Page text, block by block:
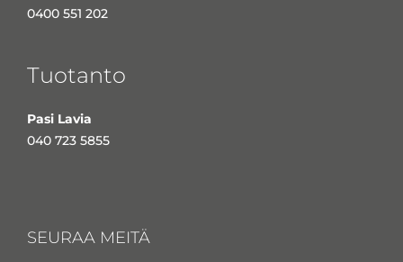
0400 551 202
Tuotanto
Pasi Lavia
040 723 5855
SEURAA MEITÄ